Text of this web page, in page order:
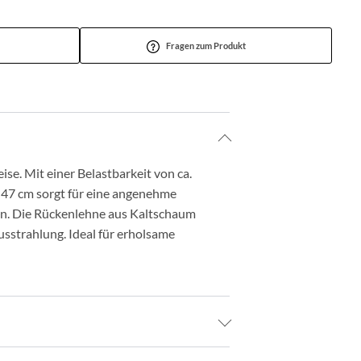
Fragen zum Produkt
Mit einer Belastbarkeit von ca.
cm sorgt für eine angenehme
Die Rückenlehne aus Kaltschaum
Ideal für erholsame